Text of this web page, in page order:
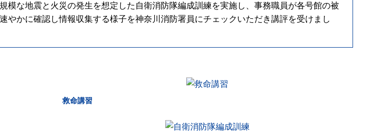
模な地震と火災の発生を想定した自衛消防隊編成訓練を実施し、事務職員が各号館の被
やかに確認し情報収集する様子を神奈川消防署員にチェックいただき講評を受けまし
救命講習